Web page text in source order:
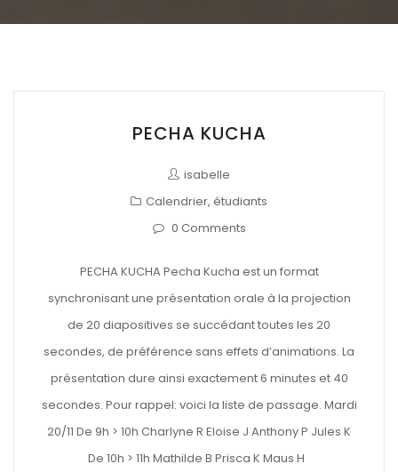
PECHA KUCHA
isabelle
Calendrier, étudiants
0 Comments
PECHA KUCHA Pecha Kucha est un format
synchronisant une présentation orale à la projection
de 20 diapositives se succédant toutes les 20
secondes, de préférence sans effets d’animations. La
présentation dure ainsi exactement 6 minutes et 40
secondes. Pour rappel: voici la liste de passage. Mardi
20/11 De 9h > 10h Charlyne R Eloise J Anthony P Jules K
De 10h > 11h Mathilde B Prisca K Maus H